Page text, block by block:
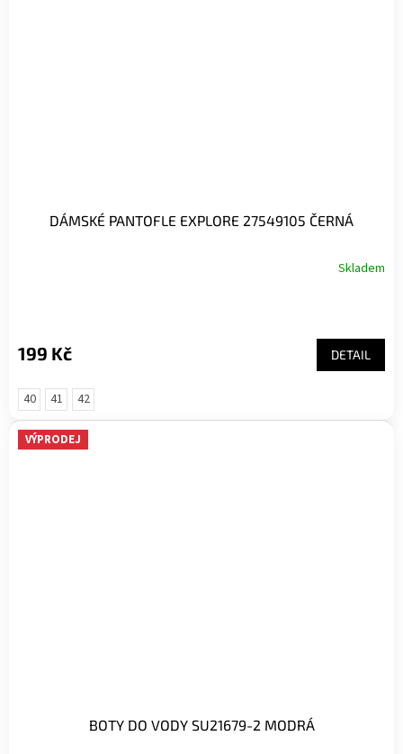
DÁMSKÉ PANTOFLE EXPLORE 27549105 ČERNÁ
Skladem
199 Kč DETAIL
40 41 42
VÝPRODEJ
BOTY DO VODY SU21679-2 MODRÁ